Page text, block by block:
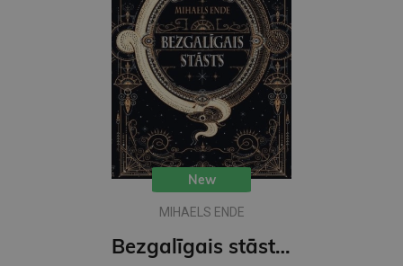
New
MIHAELS ENDE
Bezgalīgais stāsts (MV)